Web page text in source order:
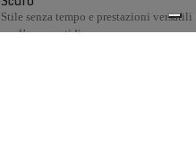
Stile senza tempo e prestazioni versatili
per l’uso quotidiano